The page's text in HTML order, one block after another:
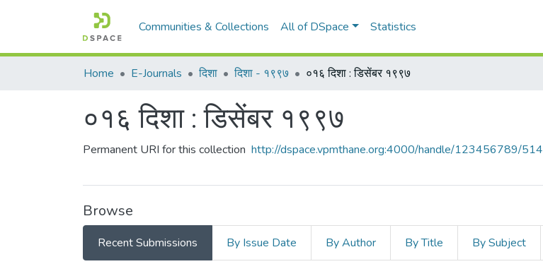
Communities & Collections All of DSpace Statistics
Home E-Journals दिशा दिशा - १९९७ ०१६ दिशा : डिसेंबर १९९७
०१६ दिशा : डिसेंबर १९९७
Permanent URI for this collection http://dspace.vpmthane.org:4000/handle/123456789/514
Browse
Recent Submissions By Issue Date By Author By Title By Subject